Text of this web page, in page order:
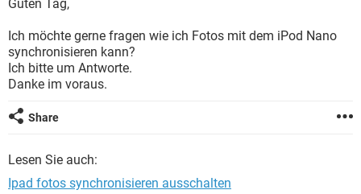
FACEBOOK
FACEBOOK
ANDROID
WINDOWS 10 INSTAGRAM
WHATSAPP
FACEBOOK
Guten Tag,
Ich möchte gerne fragen wie ich Fotos mit dem iPod Nano
synchronisieren kann?
Ich bitte um Antworte.
Danke im voraus.
Share
Lesen Sie auch:
Ipad fotos synchronisieren ausschalten